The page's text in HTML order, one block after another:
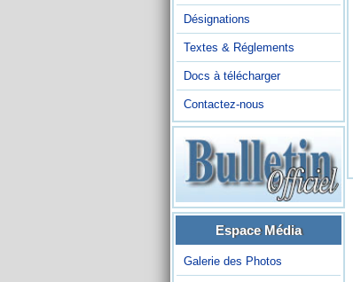
Désignations
Textes & Réglements
Docs à télécharger
Contactez-nous
Espace Média
Galerie des Photos